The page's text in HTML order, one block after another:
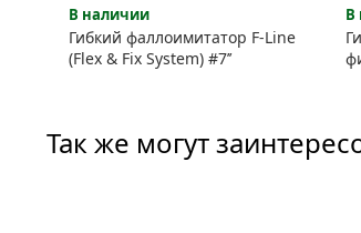
В наличии
Гибкий фаллоимитатор F-Line
(Flex & Fix System) #7’’
В
Так же могут